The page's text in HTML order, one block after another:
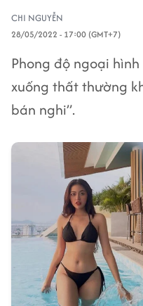
CHI NGUYỄN
28/05/2022 - 17:00 (GMT+7)
Phong độ ngoại
xuống thất thường
bán nghi”.